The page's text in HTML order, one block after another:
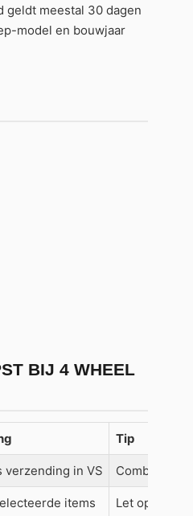
meestal 30 dagen
model en bouwjaar
BIJ 4 WHEEL
Tip
verzending in VS Combineer
items Let op liftkit-